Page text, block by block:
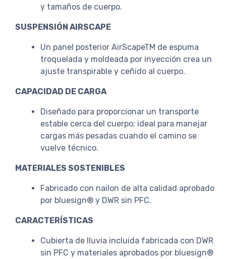
y tamaños de cuerpo.
SUSPENSIÓN AIRSCAPE
Un panel posterior AirScapeTM de espuma
troquelada y moldeada por inyección crea un
ajuste transpirable y ceñido al cuerpo.
CAPACIDAD DE CARGA
Diseñado para proporcionar un transporte
estable cerca del cuerpo; ideal para manejar
cargas más pesadas cuando el camino se
vuelve técnico.
MATERIALES SOSTENIBLES
Fabricado con nailon de alta calidad aprobado
por bluesign® y DWR sin PFC.
CARACTERÍSTICAS
Cubierta de lluvia incluida fabricada con DWR
sin PFC y materiales aprobados por bluesign®